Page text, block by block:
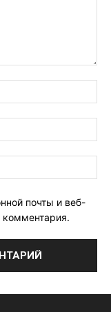
почты и веб-
комментария.